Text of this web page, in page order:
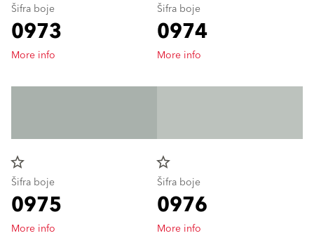
Šifra boje
0973
More info
Šifra boje
0974
More info
star_border
Šifra boje
0975
More info
star_border
Šifra boje
0976
More info